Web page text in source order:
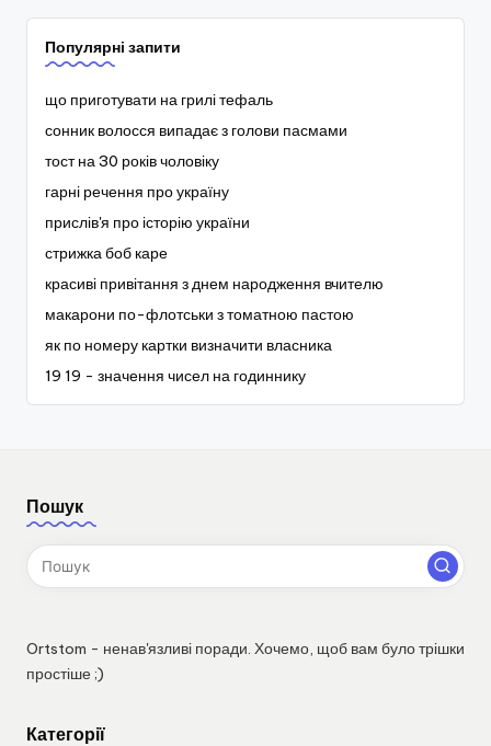
Популярні запити
що приготувати на грилі тефаль
сонник волосся випадає з голови пасмами
тост на 30 років чоловіку
гарні речення про україну
прислів'я про історію україни
стрижка боб каре
красиві привітання з днем народження вчителю
макарони по-флотськи з томатною пастою
як по номеру картки визначити власника
19 19 - значення чисел на годиннику
Пошук
Ortstom - ненав'язливі поради. Хочемо, щоб вам було трішки
простіше ;)
Категорії